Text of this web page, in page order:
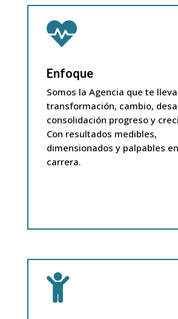

Enfoque
Somos la Agencia que te
transformación, cambio,
consolidación progreso y
Con resultados medibles,
dimensionados y palpables
carrera.
